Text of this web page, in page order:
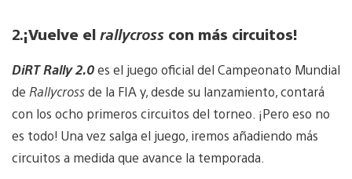
2.¡Vuelve el rallycross con más circuitos!
DiRT Rally 2.0es el juego oficial del Campeonato Mundial
de Rallycrossde la FIA y, desde su lanzamiento, contará
con los ocho primeros circuitos del torneo. ¡Pero eso no
es todo! Una vez salga el juego, iremos añadiendo más
circuitos a medida que avance la temporada.